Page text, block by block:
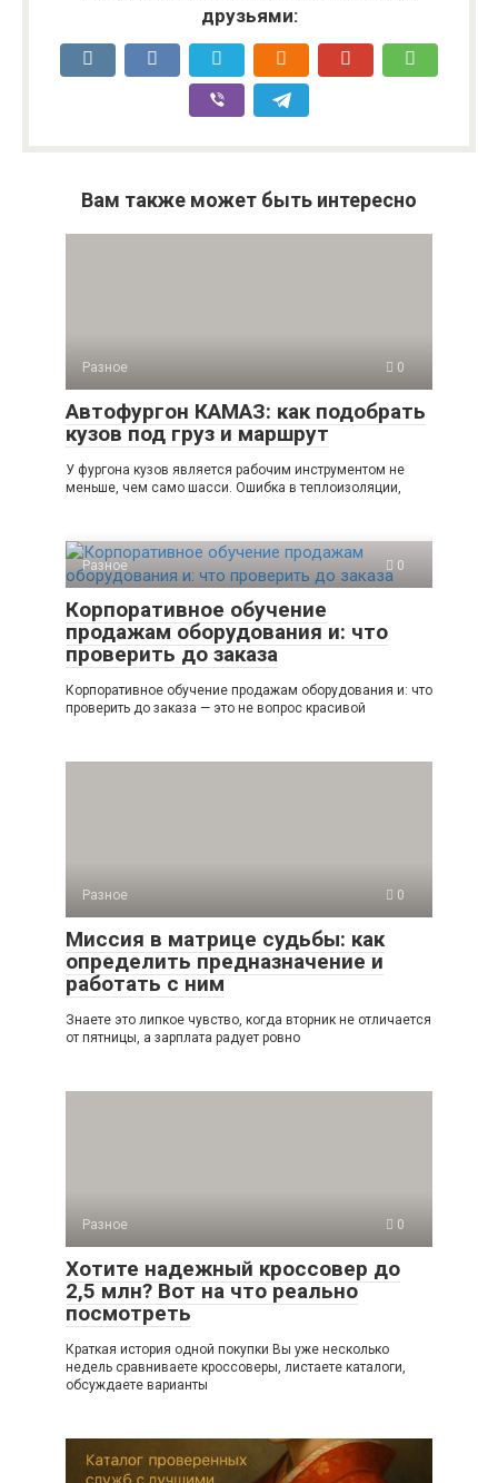
друзьями:
Вам также может быть интересно
Разное 0
Автофургон КАМАЗ: как подобрать
кузов под груз и маршрут
У фургона кузов является рабочим инструментом не
меньше, чем само шасси. Ошибка в теплоизоляции,
Разное 0
Корпоративное обучение
продажам оборудования и: что
проверить до заказа
Корпоративное обучение продажам оборудования и: что
проверить до заказа — это не вопрос красивой
Разное 0
Миссия в матрице судьбы: как
определить предназначение и
работать с ним
Знаете это липкое чувство, когда вторник не отличается
от пятницы, а зарплата радует ровно
Разное 0
Хотите надежный кроссовер до
2,5 млн? Вот на что реально
посмотреть
Краткая история одной покупки Вы уже несколько
недель сравниваете кроссоверы, листаете каталоги,
обсуждаете варианты